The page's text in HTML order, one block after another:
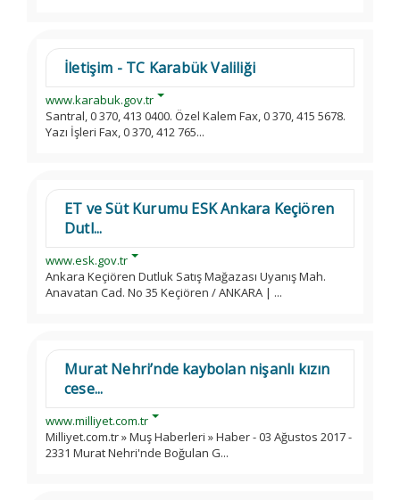
İletişim - TC Karabük Valiliği
www.karabuk.gov.tr
Santral, 0 370, 413 0400. Özel Kalem Fax, 0 370, 415 5678.
Yazı İşleri Fax, 0 370, 412 765...
ET ve Süt Kurumu ESK Ankara Keçiören
Dutl...
www.esk.gov.tr
Ankara Keçiören Dutluk Satış Mağazası Uyanış Mah.
Anavatan Cad. No 35 Keçiören / ANKARA | ...
Murat Nehri’nde kaybolan nişanlı kızın
cese...
www.milliyet.com.tr
Milliyet.com.tr » Muş Haberleri » Haber - 03 Ağustos 2017 -
2331 Murat Nehri'nde Boğulan G...